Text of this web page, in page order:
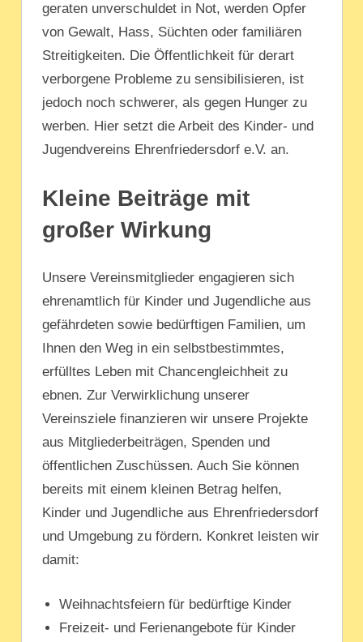
geraten unverschuldet in Not, werden Opfer
von Gewalt, Hass, Süchten oder familiären
Streitigkeiten. Die Öffentlichkeit für derart
verborgene Probleme zu sensibilisieren, ist
jedoch noch schwerer, als gegen Hunger zu
werben. Hier setzt die Arbeit des Kinder- und
Jugendvereins Ehrenfriedersdorf e.V. an.
Kleine Beiträge mit
großer Wirkung
Unsere Vereinsmitglieder engagieren sich
ehrenamtlich für Kinder und Jugendliche aus
gefährdeten sowie bedürftigen Familien, um
Ihnen den Weg in ein selbstbestimmtes,
erfülltes Leben mit Chancengleichheit zu
ebnen. Zur Verwirklichung unserer
Vereinsziele finanzieren wir unsere Projekte
aus Mitgliederbeiträgen, Spenden und
öffentlichen Zuschüssen. Auch Sie können
bereits mit einem kleinen Betrag helfen,
Kinder und Jugendliche aus Ehrenfriedersdorf
und Umgebung zu fördern. Konkret leisten wir
damit:
Weihnachtsfeiern für bedürftige Kinder
Freizeit- und Ferienangebote für Kinder